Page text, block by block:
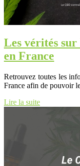
Les vérités
en France
Retrouvez toutes les
France afin de pouvoir
Lire la suite